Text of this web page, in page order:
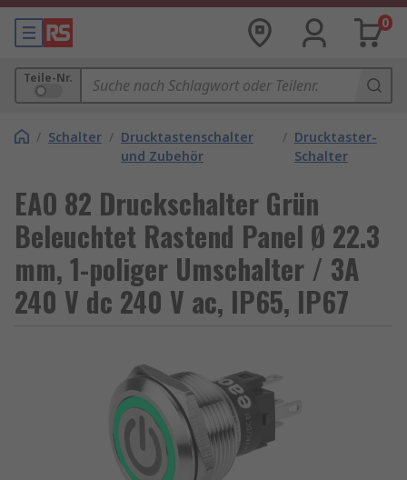
0
Teile-Nr.
/ Schalter / Drucktastenschalter
und Zubehör
/ Drucktaster-
Schalter
EAO 82 Druckschalter Grün
Beleuchtet Rastend Panel Ø 22.3
mm, 1-poliger Umschalter / 3A
240 V dc 240 V ac, IP65, IP67